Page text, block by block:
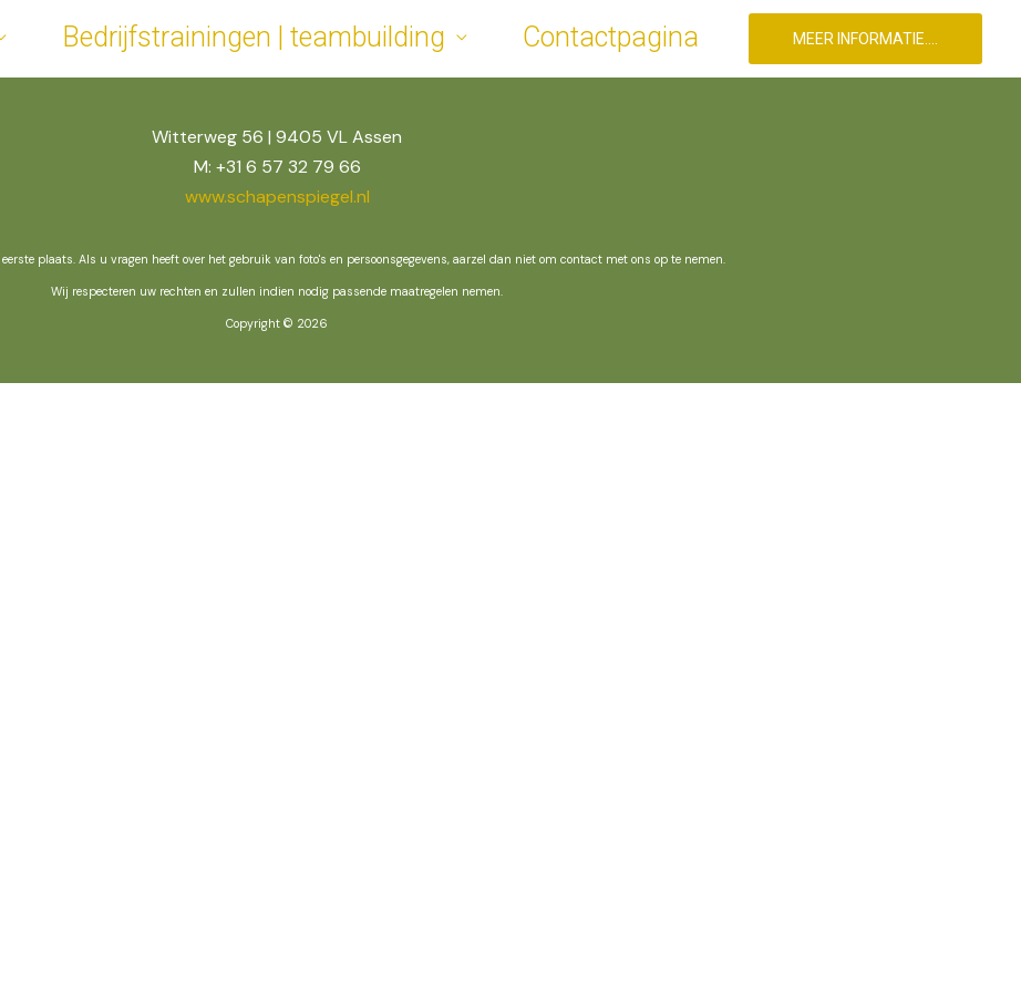
Bedrijfstrainingen | teambuilding Contactpagina MEER INFORMATIE....
Witterweg 56 | 9405 VL Assen
M: +31 6 57 32 79 66
www.schapenspiegel.nl
plaats. Als u vragen heeft over het gebruik van foto's en persoonsgegevens, aarzel dan niet om contact met ons op te nemen.
Wij respecteren uw rechten en zullen indien nodig passende maatregelen nemen.
Copyright © 2026